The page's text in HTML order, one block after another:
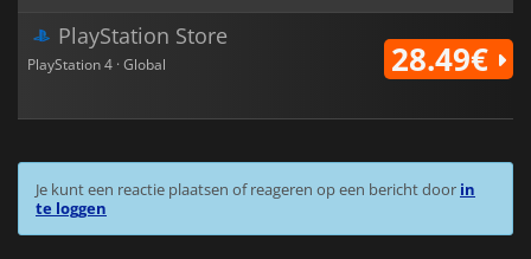
PlayStation Store
PlayStation 4 · Global 28.49€
Je kunt een reactie plaatsen of reageren op een bericht door in
te loggen